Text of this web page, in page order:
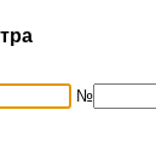
№